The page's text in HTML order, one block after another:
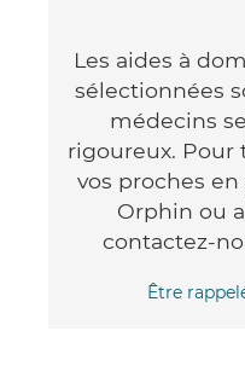
Les aides à
sélectionnées
médecins
rigoureux. Pour
vos proches
Orphin ou
contactez-
Être